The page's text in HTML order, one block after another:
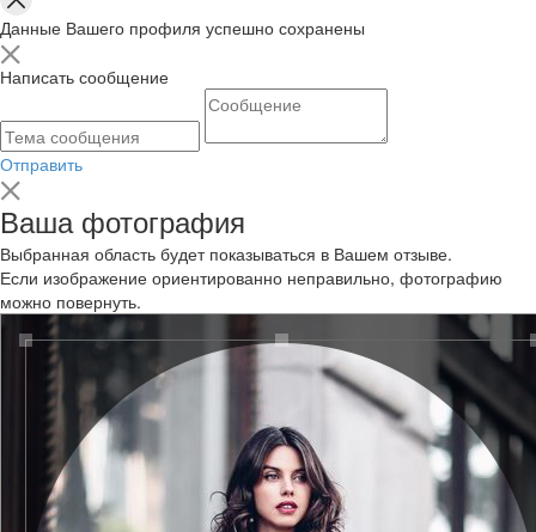
Данные Вашего профиля успешно сохранены
Написать сообщение
Отправить
Ваша фотография
Выбранная область будет показываться в Вашем отзыве.
Если изображение ориентированно неправильно, фотографию
можно повернуть.